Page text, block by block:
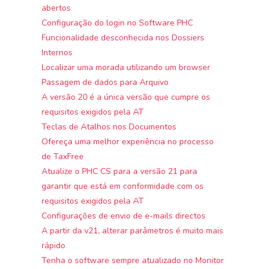
abertos
Configuração do login no Software PHC
Funcionalidade desconhecida nos Dossiers
Internos
Localizar uma morada utilizando um browser
Passagem de dados para Arquivo
A versão 20 é a única versão que cumpre os
requisitos exigidos pela AT
Teclas de Atalhos nos Documentos
Ofereça uma melhor experiência no processo
de TaxFree
Atualize o PHC CS para a versão 21 para
garantir que está em conformidade com os
requisitos exigidos pela AT
Configurações de envio de e-mails directos
A partir da v21, alterar parâmetros é muito mais
rápido
Tenha o software sempre atualizado no Monitor